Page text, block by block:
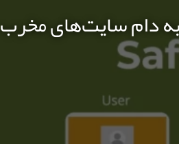
به دام سایت‌های مخرب